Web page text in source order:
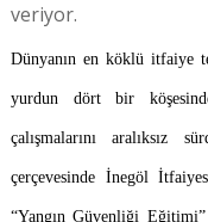
veriyor.
Dünyanın en köklü itfaiye
yurdun dört bir
çalışmalarını aralıksız
çerçevesinde İnegöl
“Yangın Güvenliği